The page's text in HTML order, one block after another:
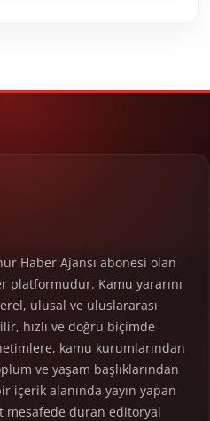
Haber Ajansı abonesi olan
platformudur. Kamu yararını
ulusal ve uluslararası
hızlı ve doğru biçimde
kamu kurumlarından
ve yaşam başlıklarından
içerik alanında yayın yapan
mesafede duran editoryal